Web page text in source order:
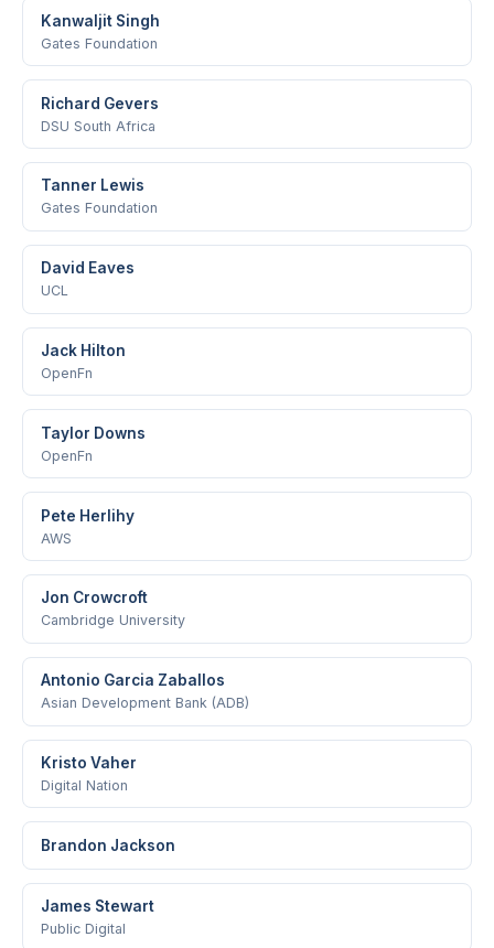
Kanwaljit Singh
Gates Foundation
Richard Gevers
DSU South Africa
Tanner Lewis
Gates Foundation
David Eaves
UCL
Jack Hilton
OpenFn
Taylor Downs
OpenFn
Pete Herlihy
AWS
Jon Crowcroft
Cambridge University
Antonio Garcia Zaballos
Asian Development Bank (ADB)
Kristo Vaher
Digital Nation
Brandon Jackson
James Stewart
Public Digital